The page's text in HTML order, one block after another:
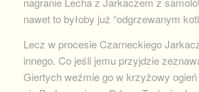
nawet to byłoby już “odgrzewanym
Lecz w procesie Czarneckiego
innego. Co jeśli jemu przyjdzie
Giertych weźmie go w krzyżowy